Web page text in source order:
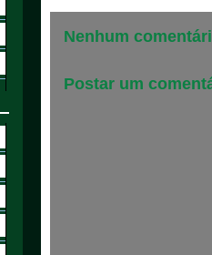
Nenhum
Postar um